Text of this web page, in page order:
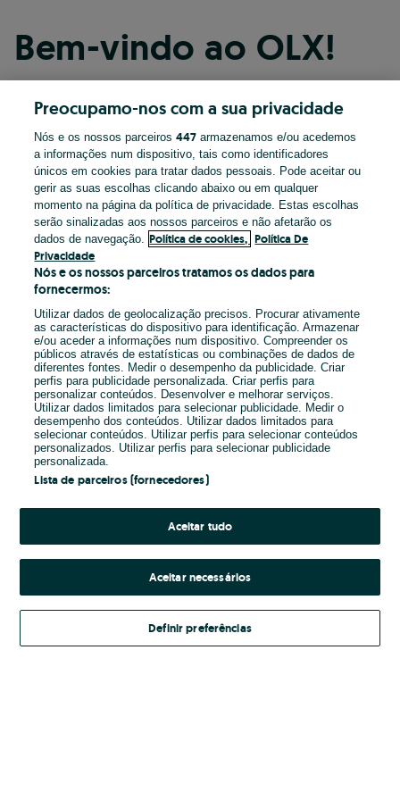
Bem-vindo ao OLX!
Continuar com o Facebook
Continuar com o Apple
Continuar com o Google
OU
Email
Password
Esqueceste-te da password?
Ao entrares na tua conta, estás a aceitar osTermos e Condições
Preocupamo-nos com a sua privacidade
Nós e os nossos parceiros447 armazenamos e/ou acedemos
a informações num dispositivo, tais como identificadores
únicos em cookies para tratar dados pessoais. Pode aceitar ou
gerir as suas escolhas clicando abaixo ou em qualquer
momento na página da política de privacidade. Estas escolhas
serão sinalizadas aos nossos parceiros e não afetarão os
dados de navegação.
Política de cookies, Política De
Privacidade
Nós e os nossos parceiros tratamos os dados para
fornecermos:
Utilizar dados de geolocalização precisos. Procurar ativamente
as características do dispositivo para identificação. Armazenar
e/ou aceder a informações num dispositivo. Compreender os
públicos através de estatísticas ou combinações de dados de
diferentes fontes. Medir o desempenho da publicidade. Criar
perfis para publicidade personalizada. Criar perfis para
personalizar conteúdos. Desenvolver e melhorar serviços.
Utilizar dados limitados para selecionar publicidade. Medir o
desempenho dos conteúdos. Utilizar dados limitados para
selecionar conteúdos. Utilizar perfis para selecionar conteúdos
personalizados. Utilizar perfis para selecionar publicidade
personalizada.
Lista de parceiros (fornecedores)
Aceitar tudo
Aceitar necessários
Definir preferências